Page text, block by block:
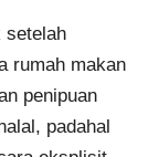
setelah
rumah makan
penipuan
padahal